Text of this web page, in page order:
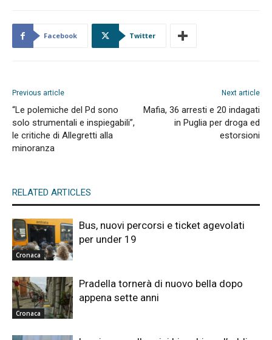
Facebook Twitter
Previous article
“Le polemiche del Pd sono
solo strumentali e inspiegabili”,
le critiche di Allegretti alla
minoranza
Next article
Mafia, 36 arresti e 20 indagati
in Puglia per droga ed
estorsioni
RELATED ARTICLES
Cronaca
Bus, nuovi percorsi e ticket agevolati
per under 19
Cronaca
Pradella tornerà di nuovo bella dopo
appena sette anni